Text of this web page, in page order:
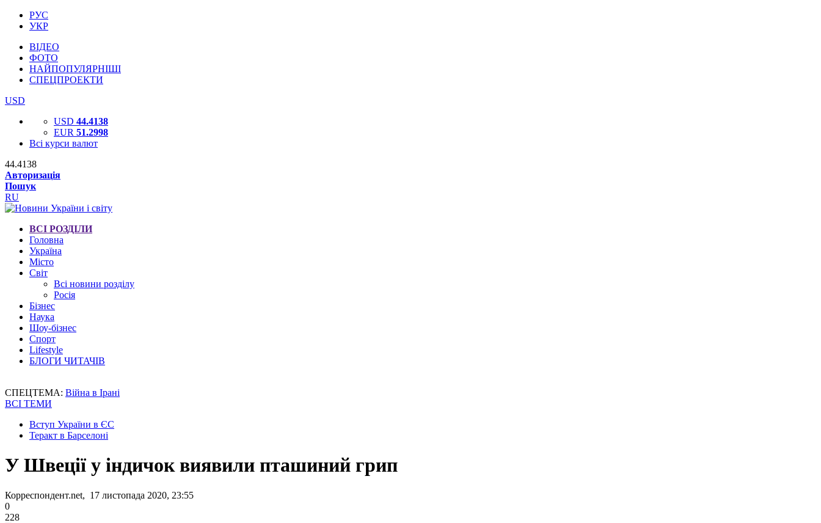
РУС
УКР
ВІДЕО
ФОТО
НАЙПОПУЛЯРНІШІ
СПЕЦПРОЕКТИ
USD
USD 44.4138
EUR 51.2998
Всі курси валют
44.4138
Авторизація
Пошук
RU
ВСІ РОЗДІЛИ
Головна
Україна
Місто
Світ
Всі новини розділу
Росія
Бізнес
Наука
Шоу-бізнес
Спорт
Lifestyle
БЛОГИ ЧИТАЧІВ
СПЕЦТЕМА: Війна в Ірані
ВСІ ТЕМИ
Вступ України в ЄС
Теракт в Барселоні
У Швеції у індичок виявили пташиний грип
Корреспондент.net, 17 листопада 2020, 23:55
0
228